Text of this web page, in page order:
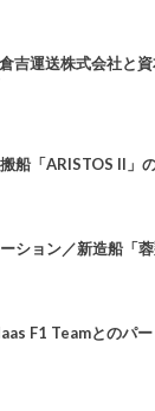
吉運送株式会社と
船「ARISTOS II」
ション／新造船「
F1 Teamとのパ